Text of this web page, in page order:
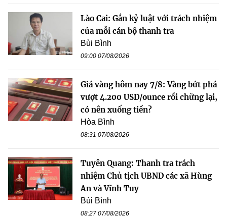
Lào Cai: Gắn kỷ luật với trách nhiệm
của mỗi cán bộ thanh tra
Bùi Bình
09:00 07/08/2026
Giá vàng hôm nay 7/8: Vàng bứt phá
vượt 4.200 USD/ounce rồi chững lại,
có nên xuống tiền?
Hòa Bình
08:31 07/08/2026
Tuyên Quang: Thanh tra trách
nhiệm Chủ tịch UBND các xã Hùng
An và Vĩnh Tuy
Bùi Bình
08:27 07/08/2026